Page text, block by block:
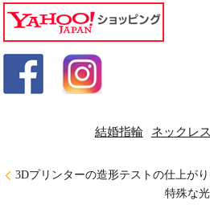
結婚指輪 ネックレス
3Dプリンターの造形テストの仕上が
特殊な